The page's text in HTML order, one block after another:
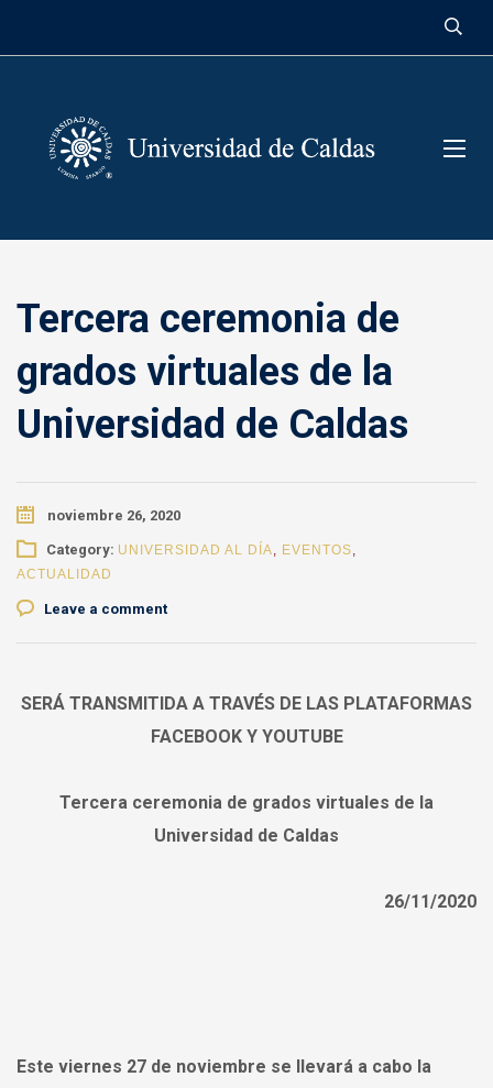
Tercera ceremonia de
grados virtuales de la
Universidad de Caldas
noviembre 26, 2020
Category: UNIVERSIDAD AL DÍA, EVENTOS,
ACTUALIDAD
Leave a comment
SERÁ TRANSMITIDA A TRAVÉS DE LAS PLATAFORMAS
FACEBOOK Y YOUTUBE
Tercera ceremonia de grados virtuales de la
Universidad de Caldas
26/11/2020
Este viernes 27 de noviembre se llevará a cabo la